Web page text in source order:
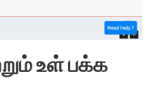
உள் பக்க